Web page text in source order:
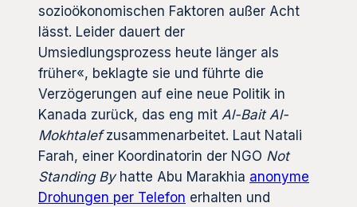
sozioökonomischen Faktoren außer Acht
lässt. Leider dauert der
Umsiedlungsprozess heute länger als
früher«, beklagte sie und führte die
Verzögerungen auf eine neue Politik in
Kanada zurück, das eng mit Al-Bait Al-
Mokhtalefzusammenarbeitet. Laut Natali
Farah, einer Koordinatorin der NGO Not
Standing Byhatte Abu Marakhia anonyme
Drohungen per Telefon erhalten und